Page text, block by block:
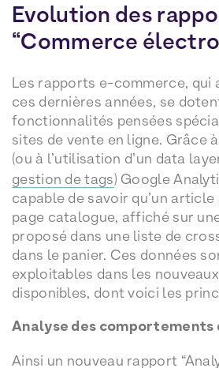
Evolution des
“Commerce
Les rapports e-commerce, qui
ces dernières années, se
fonctionnalités pensées
sites de vente en ligne. Grâce
(ou à l’utilisation d’un data
gestion de tags) Google
capable de savoir qu’un
page catalogue, affiché sur
proposé dans une liste de
dans le panier. Ces données
exploitables dans les
disponibles, dont voici les
Analyse des comportements
Ainsi un nouveau rapport